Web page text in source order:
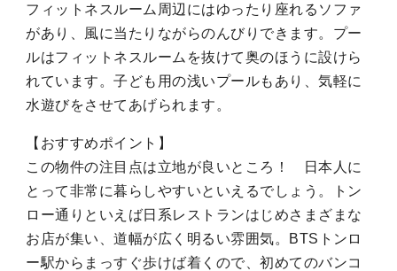
フィットネスルーム周辺にはゆったり座れるソファ
があり、風に当たりながらのんびりできます。プー
ルはフィットネスルームを抜けて奥のほうに設けら
れています。子ども用の浅いプールもあり、気軽に
水遊びをさせてあげられます。
【おすすめポイント】
この物件の注目点は立地が良いところ！ 日本人に
とって非常に暮らしやすいといえるでしょう。トン
ロー通りといえば日系レストランはじめさまざまな
お店が集い、道幅が広く明るい雰囲気。BTSトンロ
ー駅からまっすぐ歩けば着くので、初めてのバンコ